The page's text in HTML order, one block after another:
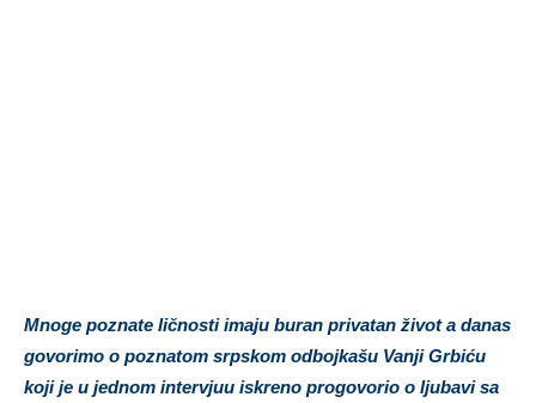
Mnoge poznate ličnosti imaju buran privatan život a danas
govorimo o poznatom srpskom odbojkašu Vanji Grbiću
koji je u jednom intervjuu iskreno progovorio o ljubavi sa